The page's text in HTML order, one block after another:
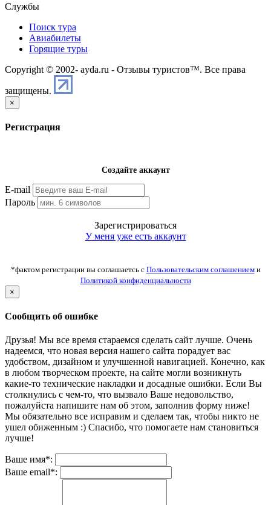
Службы
Поиск тура
Авиабилеты
Горящие туры
Copyright © 2002- ayda.ru - Отзывы туристов™. Все права
защищены.
×
Регистрация
Создайте аккаунт
E-mail
Пароль
Зарегистрироваться
У меня уже есть аккаунт
*фактом регистрации вы соглашаетсь с Пользовательским соглашениеми
Политикой конфиденциальности
×
Сообщить об ошибке
Друзья! Мы все время стараемся сделать сайт лучше. Очень
надеемся, что новая версия нашего сайта порадует вас
удобством, дизайном и улучшенной навигацией. Конечно, как
в любом творческом проекте, на сайте могли возникнуть
какие-то технические накладки и досадные ошибки. Если Вы
столкнулись с чем-то, что вызвало Ваше недовольство,
пожалуйста напишите нам об этом, заполнив форму ниже!
Мы обязательно все исправим и сделаем так, чтобы никто не
ушел обиженным :) Спасибо, что помогаете нам становиться
лучше!
Ваше имя*:
Ваше email*: